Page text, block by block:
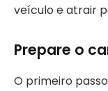
veículo e atrair
Prepare o
O primeiro